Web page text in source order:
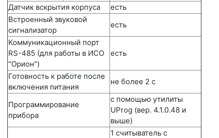
Датчик вскрытия корпуса
есть
Встроенный звуковой
сигнализатор
есть
Коммуникационный порт
RS-485 (для работы в ИСО
"Орион")
есть
Готовность к работе после
включения питания
не более 2 с
Программирование
прибора
с помощью утилиты
UProg (вер. 4.1.0.48 и
выше)
1 считыватель с